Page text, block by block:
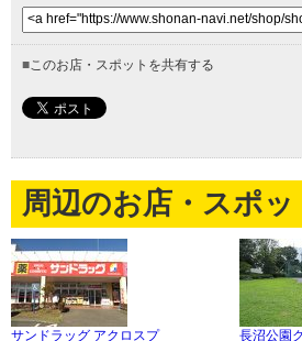
■ このお店・スポットを共有する
周辺のお店・スポッ
サンドラッグ アクロスプ
長沼公園